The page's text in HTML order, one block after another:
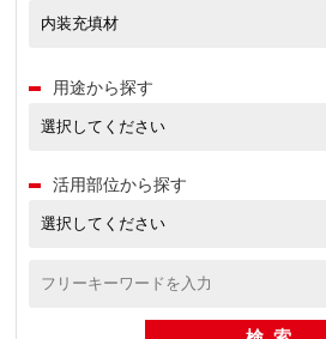
用途から探す
活用部位から探す